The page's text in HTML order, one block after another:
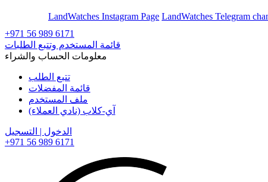
LandWatches Instagram Page LandWatches Telegram
+971 56 989 6171
قائمة المستخدم وتتبع الطلبات
معلومات الحساب والشراء
تتبع الطلب
قائمة المفضلات
ملف المستخدم
آي-كلاب (نادي العملاء)
الدخول | التسجيل
+971 56 989 6171